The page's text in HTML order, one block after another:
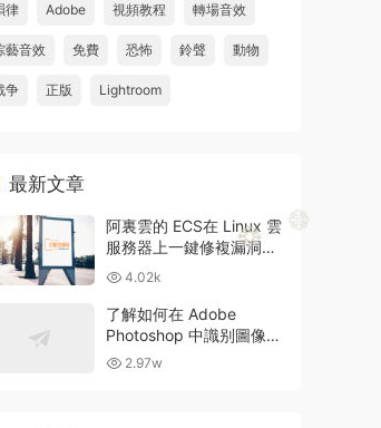
律 Adobe 視頻教程 轉場音效
藝音效 免費 恐怖 鈴聲 動物
争 正版 Lightroom
最新文章
阿裏雲的 ECS在 Linux 雲
服務器上一鍵修複漏洞和
升級方法
4.02k
了解如何在 Adobe
Photoshop 中識别圖像中
的現有字體
2.97w